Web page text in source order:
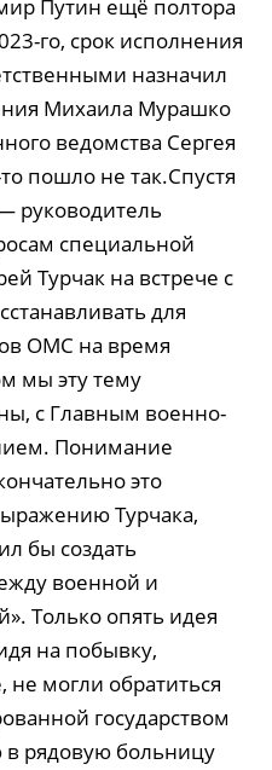
Путин ещё полтора
го, срок исполнения
назначил
Михаила Мурашко
ведомства Сергея
пошло не так.Спустя
руководитель
специальной
Турчак на встрече с
для
ОМС на время
мы эту тему
с Главным военно-
Понимание
это
Турчака,
бы создать
военной и
Только опять идея
на побывку,
могли обратиться
государством
рядовую больницу